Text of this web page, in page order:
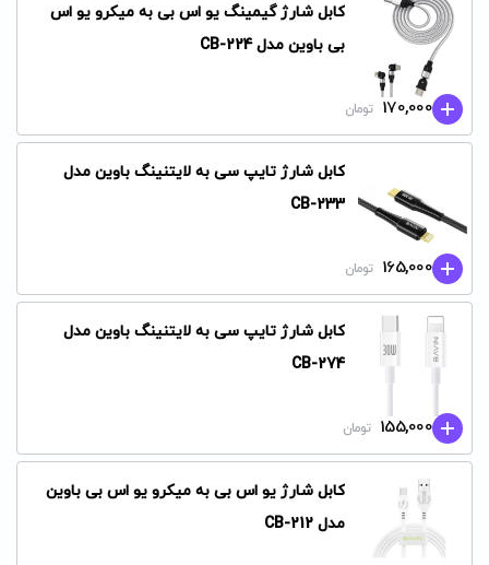
کابل شارژ گیمینگ یو اس بی به میکرو یو اس
بی باوین مدل CB-224
170,000 تومان
کابل شارژ تایپ سی به لایتنینگ باوین مدل
CB-233
165,000 تومان
کابل شارژ تایپ سی به لایتنینگ باوین مدل
CB-274
155,000 تومان
کابل شارژ یو اس بی به میکرو یو اس بی باوین
مدل CB-212